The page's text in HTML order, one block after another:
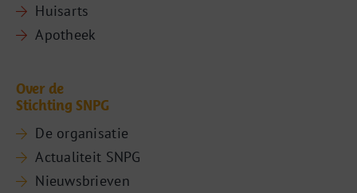
Huisarts
Apotheek
Over de
Stichting SNPG
De organisatie
Actualiteit SNPG
Nieuwsbrieven